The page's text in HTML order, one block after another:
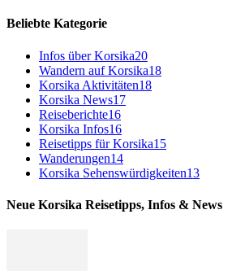
Beliebte Kategorie
Infos über Korsika20
Wandern auf Korsika18
Korsika Aktivitäten18
Korsika News17
Reiseberichte16
Korsika Infos16
Reisetipps für Korsika15
Wanderungen14
Korsika Sehenswürdigkeiten13
Neue Korsika Reisetipps, Infos & News